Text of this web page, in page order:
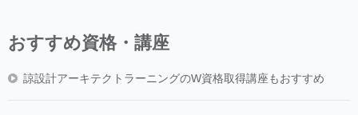
おすすめ資格・講座
諒設計アーキテクトラーニングのW資格取得講座もおすすめ